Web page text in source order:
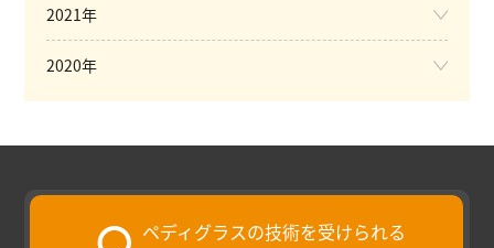
2021年
2020年
ペディグラスの技術を受けられる